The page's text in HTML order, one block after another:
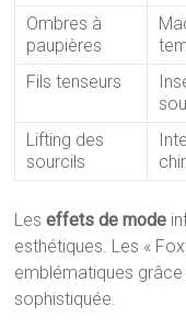
Ombres à
paupières
Fils tenseurs
Lifting des
sourcils
Leseffets de mode
esthétiques. Les «
emblématiques
sophistiquée.